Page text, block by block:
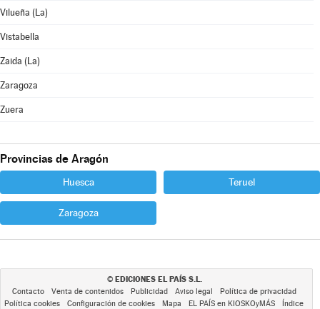
Vilueña (La)
Vistabella
Zaida (La)
Zaragoza
Zuera
Provincias de Aragón
Huesca Teruel
Zaragoza
© EDICIONES EL PAÍS S.L.
Contacto Venta de contenidos Publicidad Aviso legal
Política de privacidad
Política cookies
Configuración de cookies Mapa EL PAÍS en KIOSKOyMÁS Índice